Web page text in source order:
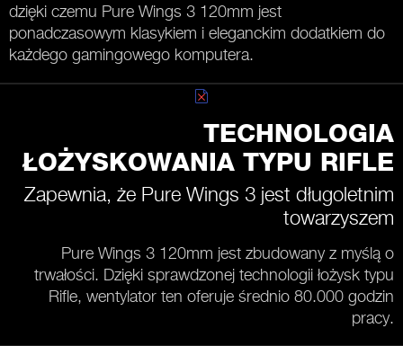
dzięki czemu Pure Wings 3 120mm jest
ponadczasowym klasykiem i eleganckim dodatkiem do
każdego gamingowego komputera.
TECHNOLOGIA
ŁOŻYSKOWANIA TYPU RIFLE
Zapewnia, że Pure Wings 3 jest długoletnim
towarzyszem
Pure Wings 3 120mm jest zbudowany z myślą o
trwałości. Dzięki sprawdzonej technologii łożysk typu
Rifle, wentylator ten oferuje średnio 80.000 godzin
pracy.